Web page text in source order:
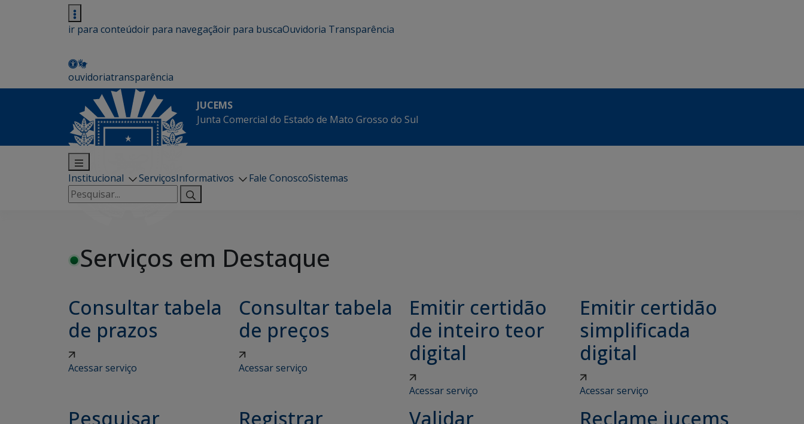
ir para conteúdoir para navegaçãoir para buscaOuvidoria Transparência
ouvidoriatransparência
JUCEMS
Junta Comercial do Estado de Mato Grosso do Sul
Institucional ServiçosInformativos Fale ConoscoSistemas
Pesquisar
por:
Serviços em Destaque
Consultar tabela
de prazos
Acessar serviço
Consultar tabela
de preços
Acessar serviço
Emitir certidão
de inteiro teor
digital
Acessar serviço
Emitir certidão
simplificada
digital
Acessar serviço
Pesquisar
Registrar
Validar
Reclame jucems